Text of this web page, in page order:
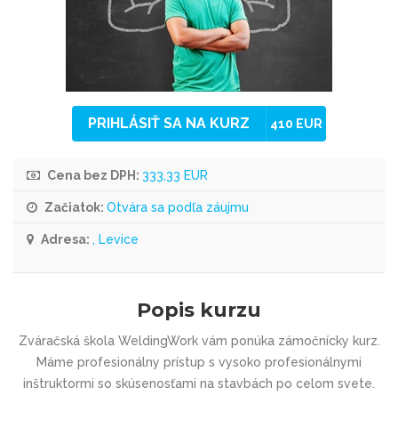
PRIHLÁSIŤ SA NA KURZ 410 EUR
Cena bez DPH: 333,33 EUR
Začiatok: Otvára sa podľa záujmu
Adresa: , Levice
Popis kurzu
Zváračská škola WeldingWork vám ponúka zámočnícky kurz.
Máme profesionálny prístup s vysoko profesionálnymi
inštruktormi so skúsenosťami na stavbách po celom svete.